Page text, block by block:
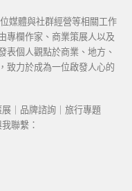
媒體與社群經營等相關工作
專欄作家、商業策展人以及
表個人觀點於商業、地方、
致力於成為一位啟發人心的
｜品牌諮詢｜旅行專題
聯繫：